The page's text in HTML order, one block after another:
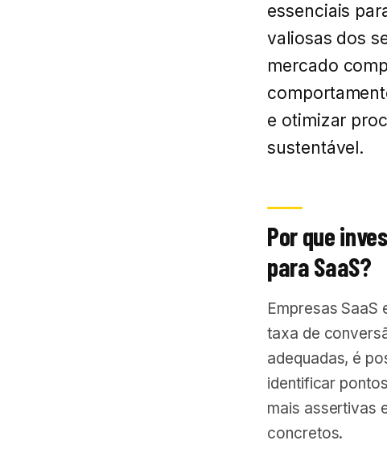
essenciais
valiosas dos
mercado
e otimizar
sustentável.
Por que
para SaaS?
Empresas
taxa de
adequadas, é
identificar
mais assertivas
concretos.